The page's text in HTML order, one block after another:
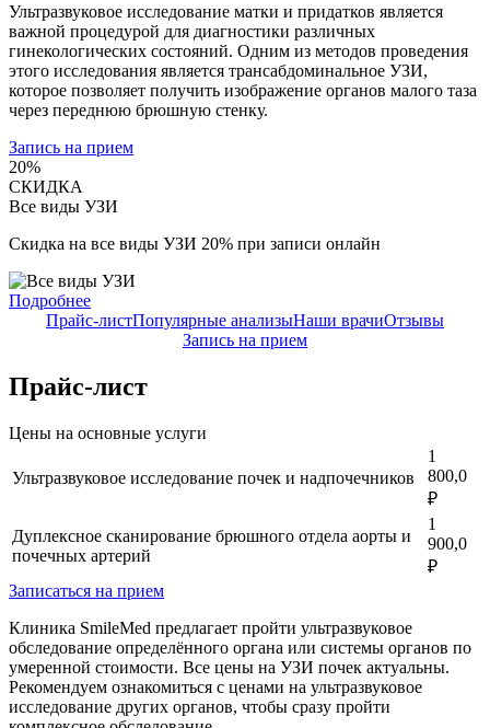
Ультразвуковое исследование матки и придатков является
важной процедурой для диагностики различных
гинекологических состояний. Одним из методов проведения
этого исследования является трансабдоминальное УЗИ,
которое позволяет получить изображение органов малого таза
через переднюю брюшную стенку.
Запись на прием
20%
СКИДКА
Все виды УЗИ
Скидка на все виды УЗИ 20% при записи онлайн
Подробнее
Прайс-листПопулярные анализыНаши врачиОтзывы
Запись на прием
Прайс-лист
Цены на основные услуги
Ультразвуковое исследование почек и надпочечников
1
800,0
₽
Дуплексное сканирование брюшного отдела аорты и
почечных артерий
1
900,0
₽
Записаться на прием
Клиника SmileMed предлагает пройти ультразвуковое
обследование определённого органа или системы органов по
умеренной стоимости. Все цены на УЗИ почек актуальны.
Рекомендуем ознакомиться с ценами на ультразвуковое
исследование других органов, чтобы сразу пройти